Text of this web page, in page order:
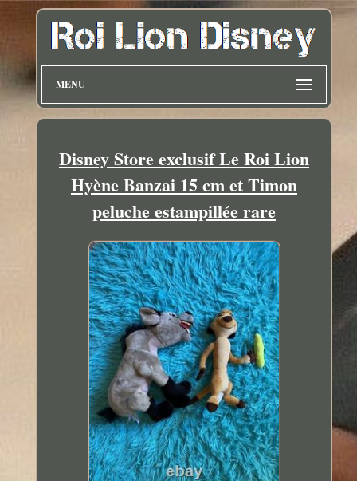
MENU
Disney Store exclusif Le Roi Lion
Hyène Banzai 15 cm et Timon
peluche estampillée rare